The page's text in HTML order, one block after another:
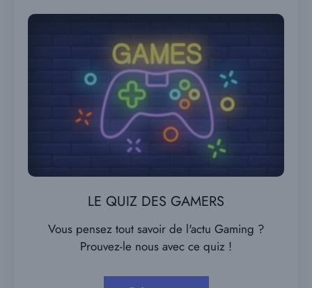
LE QUIZ DES GAMERS
Vous pensez tout savoir de l'actu Gaming ?
Prouvez-le nous avec ce quiz !